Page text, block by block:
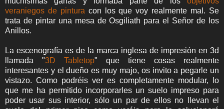
veraniegos de pintura con los que voy realmente mal. Se
trata de pintar una mesa de Osgiliath para el Señor de los
Anillos.
La escenografía es de la marca inglesa de impresión en 3d
llamada "3D Tabletop" que tiene cosas realmente
interesantes y el dueño es muy majo, os invito a pegarle un
vistazo. Como podréis ver es completamente modular, lo
que me ha permitido incorporarles un suelo impreso para
poder usar sus interior, sólo un par de ellos no llevan el